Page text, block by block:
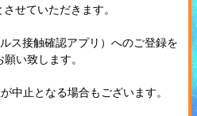
せていただきます。
ス接触確認アプリ）へのご登録を
い致します。
中止となる場合もございます。